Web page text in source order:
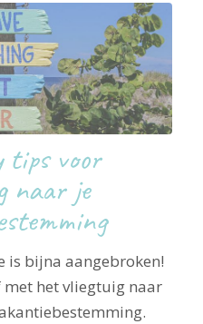
tips voor
naar je
is bijna aangebroken!
met het vliegtuig naar